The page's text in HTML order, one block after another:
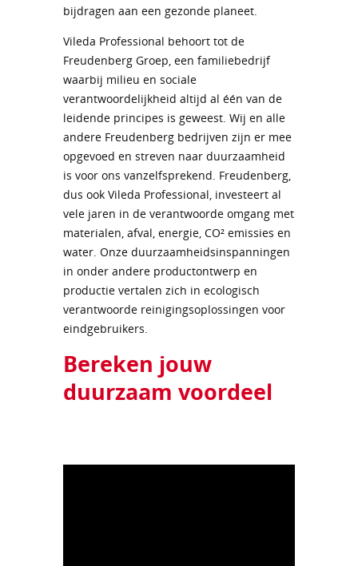
bijdragen aan een gezonde planeet.
Vileda Professional behoort tot de
Freudenberg Groep, een familiebedrijf
waarbij milieu en sociale
verantwoordelijkheid altijd al één van de
leidende principes is geweest. Wij en alle
andere Freudenberg bedrijven zijn er mee
opgevoed en streven naar duurzaamheid
is voor ons vanzelfsprekend. Freudenberg,
dus ook Vileda Professional, investeert al
vele jaren in de verantwoorde omgang met
materialen, afval, energie, CO² emissies en
water. Onze duurzaamheidsinspanningen
in onder andere productontwerp en
productie vertalen zich in ecologisch
verantwoorde reinigingsoplossingen voor
eindgebruikers.
Bereken jouw
duurzaam voordeel